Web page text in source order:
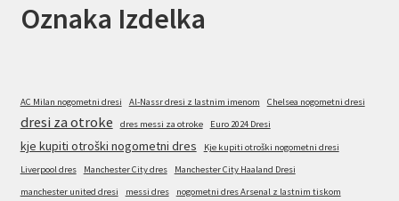
Oznaka Izdelka
AC Milan nogometni dresi Al-Nassr dresi z lastnim imenom Chelsea nogometni dresi
dresi za otroke dres messi za otroke Euro 2024 Dresi
kje kupiti otroški nogometni dres
Kje kupiti otroški nogometni dresi
Liverpool dres
Manchester City dres
Manchester City Haaland Dresi
manchester united dresi
messi dres nogometni dres Arsenal z lastnim tiskom